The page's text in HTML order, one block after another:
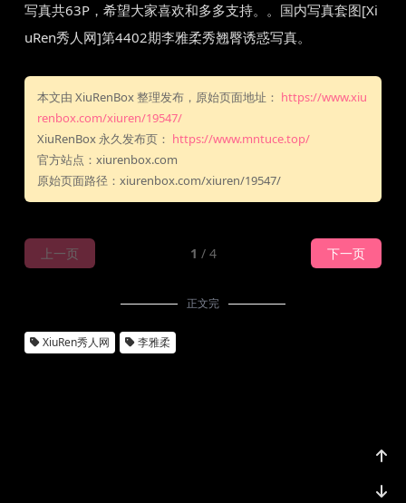
写真共63P，希望大家喜欢和多多支持。。国内写真套图[Xi
uRen秀人网]第4402期李雅柔秀翘臀诱惑写真。
本文由 XiuRenBox 整理发布，原始页面地址： https://www.xiu
renbox.com/xiuren/19547/
XiuRenBox 永久发布页： https://www.mntuce.top/
官方站点：xiurenbox.com
原始页面路径：xiurenbox.com/xiuren/19547/
上一页 1 / 4 下一页
正文完
XiuRen秀人网 李雅柔